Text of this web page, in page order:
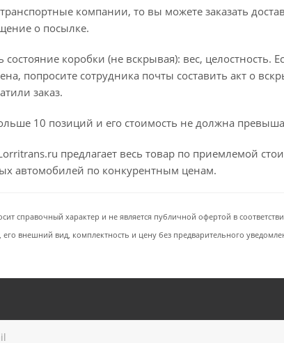
компании, то вы можете заказать
о посылке.
коробки (не вскрывая): вес, целостность.
попросите сотрудника почты составить акт о
заказ.
10 позиций и его стоимость не должна
предлагает весь товар по приемлемой
автомобилей по конкурентным ценам.
справочный характер и не является публичной офертой в
внешний вид, комплектность и цену без предварительного